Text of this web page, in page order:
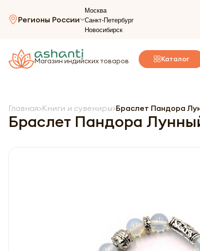
Регионы России
Москва
Санкт-Петербург
Новосибирск
Магазин индийских товаров Каталог
Главная Книги и сувениры Браслет Пандора
Браслет Пандора